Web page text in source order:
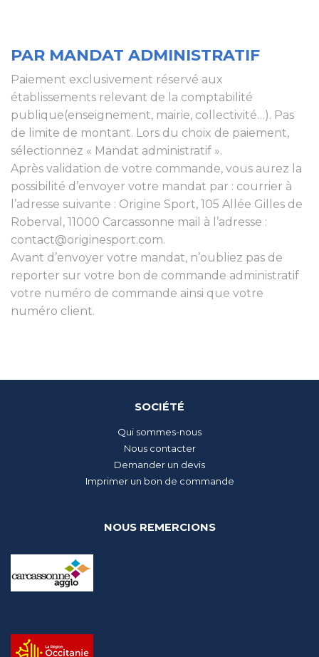
PAR MANDAT ADMINISTRATIF
Paiement exclusivement réservé aux
établissements relevant de la comptabilité
publique(enseignement, mairie, collectivité…). Pas
de limite de montant. Lors du choix de paiement,
sélectionnez « Mandat administratif ».
Après validation de votre commande, vous aurez la
possibilité d’envoyer votre mandat par : courrier à
l’adresse suivante : Origine Sport, 105 Allée Gilles de
Roberval, 11000 Carcassonne mail à l’adresse :
contact@originesport.com.
Avant d’envoyer votre mandat, n’oubliez pas de
reporter sur votre bon de commande administratif
votre numéro de commande ainsi que votre
numéro client.
SOCIÉTÉ
Qui sommes-nous
Nous contacter
Demander un devis
Imprimer un bon de commande
NOUS REMERCIONS